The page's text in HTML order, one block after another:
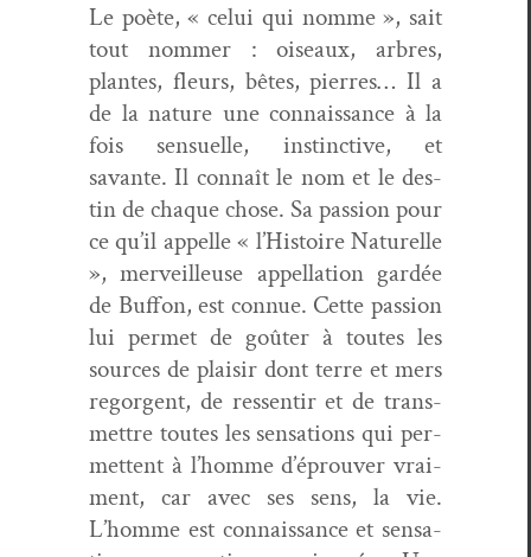
Le poète, « celui qui nomme », sait
tout nom­mer : oiseaux, arbres,
plantes, fleurs, bêtes, pier­res… Il a
de la nature une con­nais­sance à la
fois sen­suelle, instinc­tive, et
savante. Il con­naît le nom et le des­
tin de chaque chose. Sa pas­sion pour
ce qu’il appelle « l’Histoire Naturelle
», mer­veilleuse appel­la­tion gardée
de Buf­fon, est con­nue. Cette pas­sion
lui per­met de goûter à toutes les
sources de plaisir dont terre et mers
regor­gent, de ressen­tir et de trans­
met­tre toutes les sen­sa­tions qui per­
me­t­tent à l’homme d’éprouver vrai­
ment, car avec ses sens, la vie.
L’homme est con­nais­sance et sen­sa­